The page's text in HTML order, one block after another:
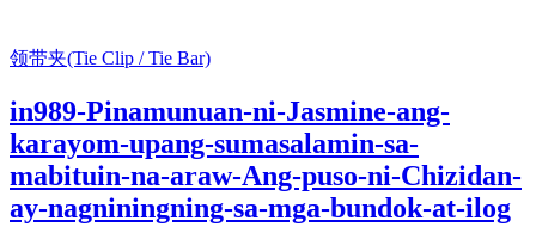
领带夹(Tie Clip / Tie Bar)
in989-Pinamunuan-ni-Jasmine-ang-
karayom-upang-sumasalamin-sa-
mabituin-na-araw-Ang-puso-ni-Chizidan-
ay-nagniningning-sa-mga-bundok-at-ilog